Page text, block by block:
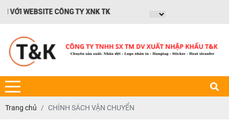
WEBSITE CÔNG TY XNK TK
Trang chủ CHÍNH SÁCH VẬN CHUYỂN